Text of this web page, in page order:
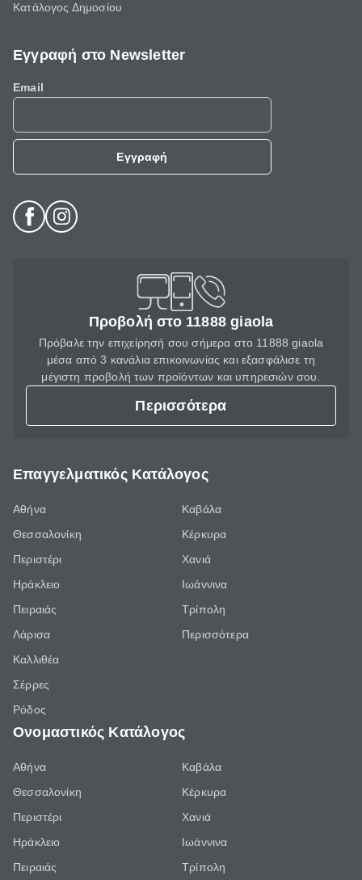
Κατάλογος Δημοσίου
Εγγραφή στο Newsletter
Email
Εγγραφή
Προβολή στο 11888 giaola
Πρόβαλε την επιχείρησή σου σήμερα στο 11888 giaola
μέσα από 3 κανάλια επικοινωνίας και εξασφάλισε τη
μέγιστη προβολή των προϊόντων και υπηρεσιών σου.
Περισσότερα
Επαγγελματικός Κατάλογος
Αθήνα
Θεσσαλονίκη
Περιστέρι
Ηράκλειο
Πειραιάς
Λάρισα
Καλλιθέα
Σέρρες
Ρόδος
Καβάλα
Κέρκυρα
Χανιά
Ιωάννινα
Τρίπολη
Περισσότερα
Ονομαστικός Κατάλογος
Αθήνα
Θεσσαλονίκη
Περιστέρι
Ηράκλειο
Πειραιάς
Καβάλα
Κέρκυρα
Χανιά
Ιωάννινα
Τρίπολη